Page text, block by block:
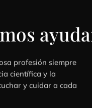
profesión siempre
científica y la
y cuidar a cada